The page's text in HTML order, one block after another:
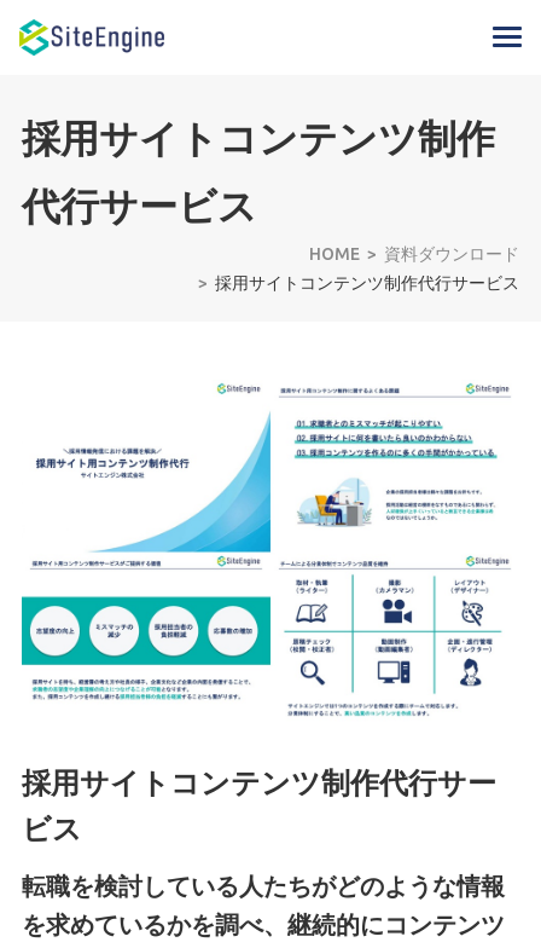
採用サイトコンテンツ制作
代行サービス
HOME
資料ダウンロード
採用サイトコンテンツ制作代行サービス
採用サイトコンテンツ制作代行サー
ビス
転職を検討している人たちがどのような情報
を求めているかを調べ、継続的にコンテンツ